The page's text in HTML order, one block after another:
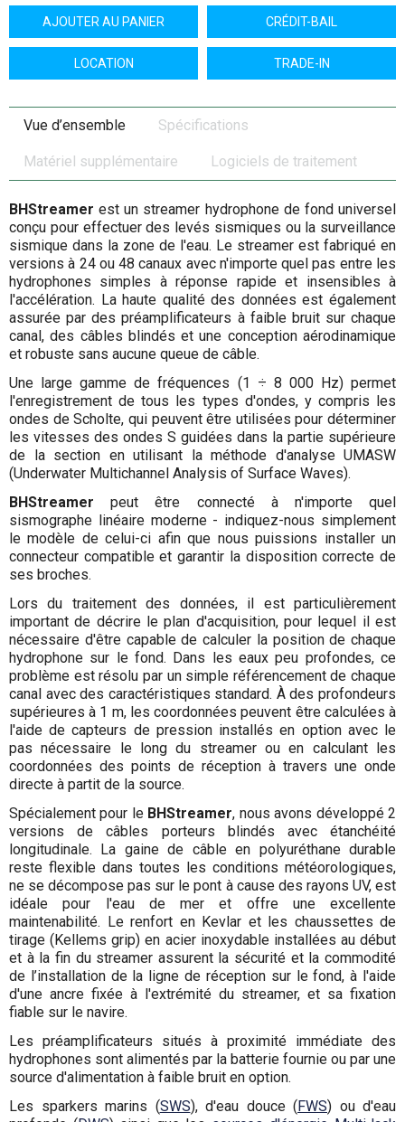
AJOUTER AU PANIER CRÉDIT-BAIL
LOCATION TRADE-IN
Vue d’ensemble Spécifications
Matériel supplémentaire Logiciels de traitement
BHStreamer est un streamer hydrophone de fond universel
conçu pour effectuer des levés sismiques ou la surveillance
sismique dans la zone de l'eau. Le streamer est fabriqué en
versions à 24 ou 48 canaux avec n'importe quel pas entre les
hydrophones simples à réponse rapide et insensibles à
l'accélération. La haute qualité des données est également
assurée par des préamplificateurs à faible bruit sur chaque
canal, des câbles blindés et une conception aérodinamique
et robuste sans aucune queue de câble.
Une large gamme de fréquences (1 ÷ 8 000 Hz) permet
l'enregistrement de tous les types d'ondes, y compris les
ondes de Scholte, qui peuvent être utilisées pour déterminer
les vitesses des ondes S guidées dans la partie supérieure
de la section en utilisant la méthode d'analyse UMASW
(Underwater Multichannel Analysis of Surface Waves).
BHStreamer peut être connecté à n'importe quel
sismographe linéaire moderne - indiquez-nous simplement
le modèle de celui-ci afin que nous puissions installer un
connecteur compatible et garantir la disposition correcte de
ses broches.
Lors du traitement des données, il est particulièrement
important de décrire le plan d'acquisition, pour lequel il est
nécessaire d'être capable de calculer la position de chaque
hydrophone sur le fond. Dans les eaux peu profondes, ce
problème est résolu par un simple référencement de chaque
canal avec des caractéristiques standard. À des profondeurs
supérieures à 1 m, les coordonnées peuvent être calculées à
l'aide de capteurs de pression installés en option avec le
pas nécessaire le long du streamer ou en calculant les
coordonnées des points de réception à travers une onde
directe à partit de la source.
Spécialement pour le BHStreamer, nous avons développé 2
versions de câbles porteurs blindés avec étanchéité
longitudinale. La gaine de câble en polyuréthane durable
reste flexible dans toutes les conditions météorologiques,
ne se décompose pas sur le pont à cause des rayons UV, est
idéale pour l'eau de mer et offre une excellente
maintenabilité. Le renfort en Kevlar et les chaussettes de
tirage (Kellems grip) en acier inoxydable installées au début
et à la fin du streamer assurent la sécurité et la commodité
de l’installation de la ligne de réception sur le fond, à l'aide
d'une ancre fixée à l'extrémité du streamer, et sa fixation
fiable sur le navire.
Les préamplificateurs situés à proximité immédiate des
hydrophones sont alimentés par la batterie fournie ou par une
source d'alimentation à faible bruit en option.
Les sparkers marins (SWS), d'eau douce (FWS) ou d'eau